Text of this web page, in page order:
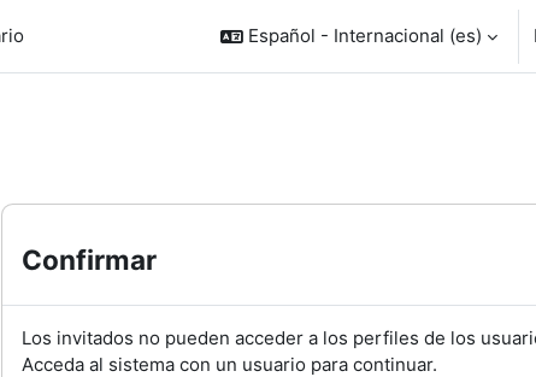
Español - Internacional ‎(es)‎
Confirmar
Los invitados no pueden acceder a los perfiles de los
Acceda al sistema con un usuario para continuar.